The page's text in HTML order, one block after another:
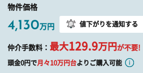
物件価格
4,130万円 値下がりを通知する
仲介手数料： 最大129.9万円 が不要!
頭金0円で月々10万円台よりご購入可能